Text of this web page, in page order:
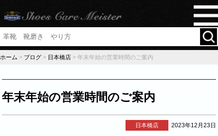
ホーム > ブログ > 日本橋店 > 年末年始の営業時間のご案内
年末年始の営業時間のご案内
日本橋店 2023年12月23日